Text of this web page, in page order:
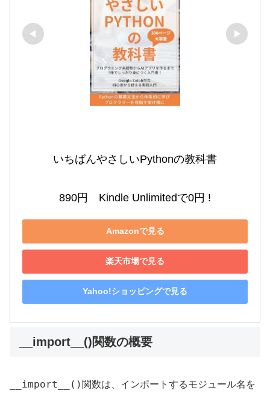
いちばんやさしいPythonの教科書
890円　Kindle Unlimitedで0円 !
Amazonで見る
楽天市場で見る
Yahoo!ショッピングで見る
__import__()関数の概要
__import__() 関数は、インポートするモジュール名を